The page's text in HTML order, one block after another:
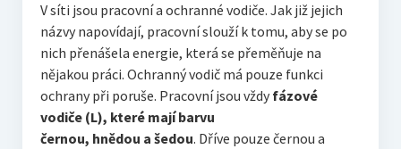
V síti jsou pracovní a ochranné vodiče. Jak již jejich
názvy napovídají, pracovní slouží k tomu, aby se po
nich přenášela energie, která se přeměňuje na
nějakou práci. Ochranný vodič má pouze funkci
ochrany při poruše. Pracovní jsou vždy fázové
vodiče (L), které mají barvu
černou, hnědou a šedou. Dříve pouze černou a